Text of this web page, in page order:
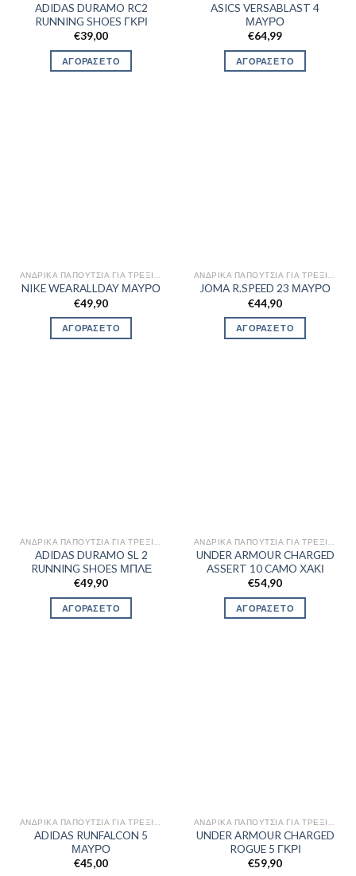
ADIDAS DURAMO RC2
RUNNING SHOES ΓΚΡΙ
€39,00
ΑΓΟΡΑΣΕ ΤΟ
ASICS VERSABLAST 4
ΜΑΥΡΟ
€64,99
ΑΓΟΡΑΣΕ ΤΟ
NIKE WEARALLDAY ΜΑΥΡΟ
€49,90
ΑΓΟΡΑΣΕ ΤΟ
JOMA R.SPEED 23 ΜΑΥΡΟ
€44,90
ΑΓΟΡΑΣΕ ΤΟ
ADIDAS DURAMO SL 2
RUNNING SHOES ΜΠΛΕ
€49,90
ΑΓΟΡΑΣΕ ΤΟ
UNDER ARMOUR CHARGED
ASSERT 10 CAMO ΧΑΚΙ
€54,90
ΑΓΟΡΑΣΕ ΤΟ
ADIDAS RUNFALCON 5
ΜΑΥΡΟ
€45,00
UNDER ARMOUR CHARGED
ROGUE 5 ΓΚΡΙ
€59,90